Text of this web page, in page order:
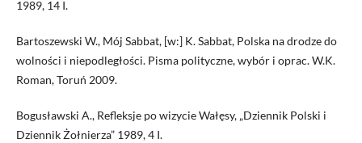
1989, 14 I.
Bartoszewski W., Mój Sabbat, [w:] K. Sabbat, Polska na drodze do
wolności i niepodległości. Pisma polityczne, wybór i oprac. W.K.
Roman, Toruń 2009.
Bogusławski A., Refleksje po wizycie Wałęsy, „Dziennik Polski i
Dziennik Żołnierza” 1989, 4 I.